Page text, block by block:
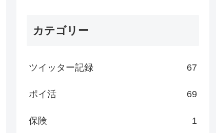
カテゴリー
ツイッター記録 67
ポイ活 69
保険 1